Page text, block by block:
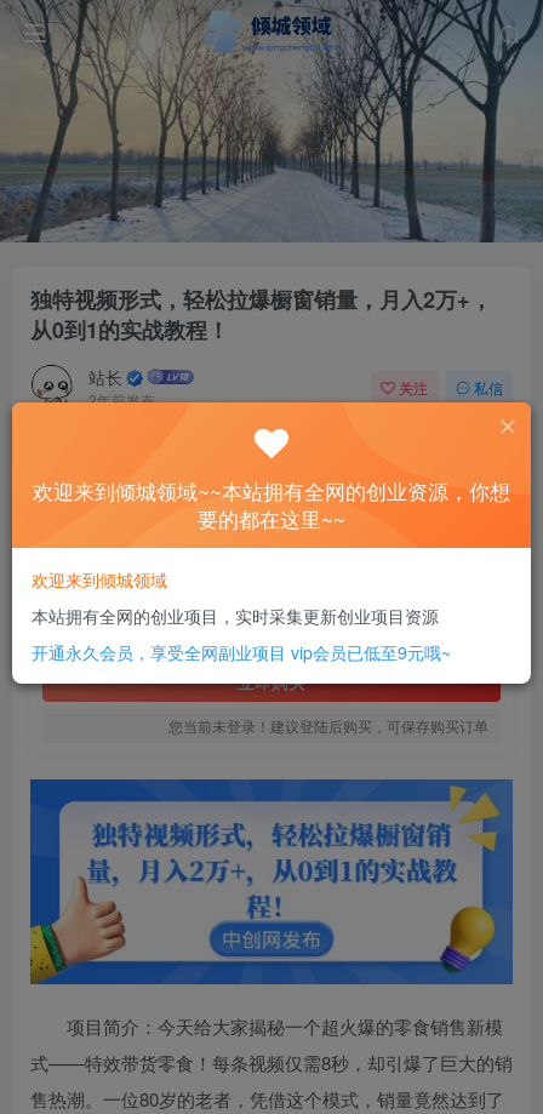
独特视频形式，轻松拉爆橱窗销量，月入2万+，
从0到1的实战教程！
站长
2年前发布
关注 私信
独特视频形式，轻松拉爆橱窗销量，月入2万+，从0到1的实战教程！
此内容为付费资源，请付费后查看
SVIP全站会员 免费
立即购买
您当前未登录！建议登陆后购买，可保存购买订单
项目简介：今天给大家揭秘一个超火爆的零食销售新模
式——特效带货零食！每条视频仅需8秒，却引爆了巨大的销
售热潮。一位80岁的老者，凭借这个模式，销量竟然达到了
欢迎来到倾城领域~~本站拥有全网的创业资源，你想
要的都在这里~~
欢迎来到倾城领域
本站拥有全网的创业项目，实时采集更新创业项目资源
开通永久会员，享受全网副业项目 vip会员已低至9元哦~